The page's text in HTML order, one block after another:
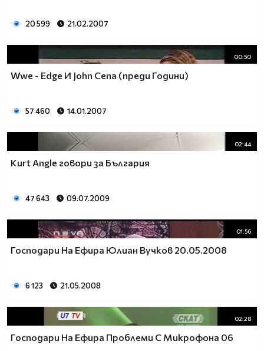
20 599 21.02.2007
00:50
Wwe - Edge И John Cena (преди Години)
57 460 14.01.2007
02:44
Kurt Angle говори за България
47 643 09.07.2009
01:56
Господари На Ефира Юлиан Вучков 20.05.2008
6 123 21.05.2008
02:28
Господари На Ефира Проблеми С Микрофона 06